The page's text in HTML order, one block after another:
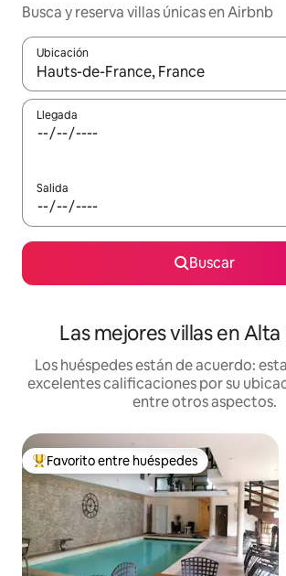
Busca y reserva villas únicas en Airbnb
Ubicación
Cuando los resultados estén disponibles,
Llegada
Salida
Buscar
Las mejores villas en Alta
Los huéspedes están de acuerdo:
excelentes calificaciones por su
entre otros aspectos.
De los mejores en Favorito entre huéspedes
Favorito entre huéspedes